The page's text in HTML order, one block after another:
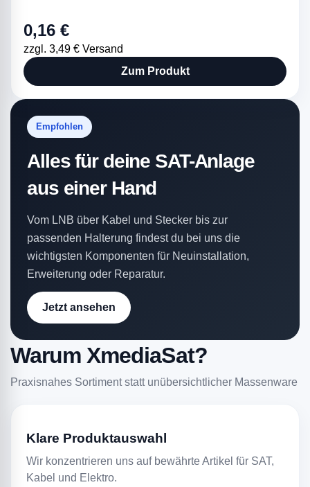
0,16 €
zzgl. 3,49 € Versand
Zum Produkt
Empfohlen
Alles für deine SAT-Anlage
aus einer Hand
Vom LNB über Kabel und Stecker bis zur
passenden Halterung findest du bei uns die
wichtigsten Komponenten für Neuinstallation,
Erweiterung oder Reparatur.
Jetzt ansehen
Warum XmediaSat?
Praxisnahes Sortiment statt unübersichtlicher Massenware
Klare Produktauswahl
Wir konzentrieren uns auf bewährte Artikel für SAT,
Kabel und Elektro.